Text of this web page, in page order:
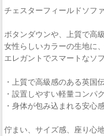
チェスターフィールドソフ
ボタンダウンや、上質で高
女性らしいカラーの生地に
エレガントでスマートなソ
・上質で高級感のある英国
・設置しやすい軽量コンパ
・身体が包み込まれる安心
佇まい、サイズ感、座り心